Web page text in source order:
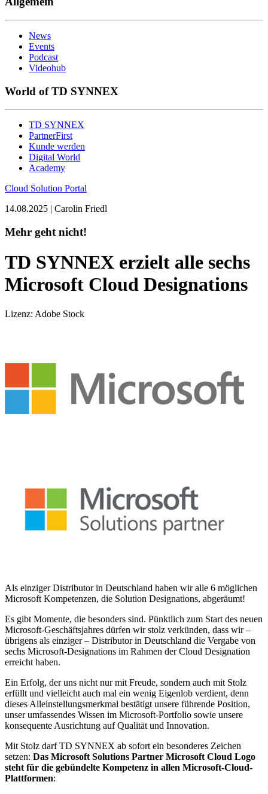
News
Events
Podcast
Videohub
World of TD SYNNEX
TD SYNNEX
PartnerFirst
Kunde werden
Digital World
Academy
Cloud Solution Portal
14.08.2025 | Carolin Friedl
Mehr geht nicht!
TD SYNNEX erzielt alle sechs
Microsoft Cloud Designations
Lizenz: Adobe Stock
Als einziger Distributor in Deutschland haben wir alle 6 möglichen
Microsoft Kompetenzen, die Solution Designations, abgeräumt!
Es gibt Momente, die besonders sind. Pünktlich zum Start des neuen
Microsoft-Geschäftsjahres dürfen wir stolz verkünden, dass wir –
übrigens als einziger – Distributor in Deutschland die Vergabe von
sechs Microsoft-Designations im Rahmen der Cloud Designation
erreicht haben.
Ein Erfolg, der uns nicht nur mit Freude, sondern auch mit Stolz
erfüllt und vielleicht auch mal ein wenig Eigenlob verdient, denn
dieses Alleinstellungsmerkmal bestätigt unsere führende Position,
unser umfassendes Wissen im Microsoft-Portfolio sowie unsere
konsequente Ausrichtung auf Qualität und Innovation.
Mit Stolz darf TD SYNNEX ab sofort ein besonderes Zeichen
setzen: Das Microsoft Solutions Partner Microsoft Cloud Logo
steht für die gebündelte Kompetenz in allen Microsoft-Cloud-
Plattformen: